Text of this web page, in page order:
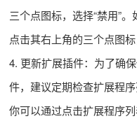
三个点图标，选择“禁用”
点击其右上角的三个点图标
4. 更新扩展插件：为了确
件，建议定期检查扩展程
你可以通过点击扩展程序